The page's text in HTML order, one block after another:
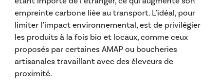
empreinte carbone liée au transport. L’idéal, pour
limiter l’impact environnemental, est de privilégier
les produits à la fois bio et locaux, comme ceux
proposés par certaines AMAP ou boucheries
artisanales travaillant avec des éleveurs de
proximité.